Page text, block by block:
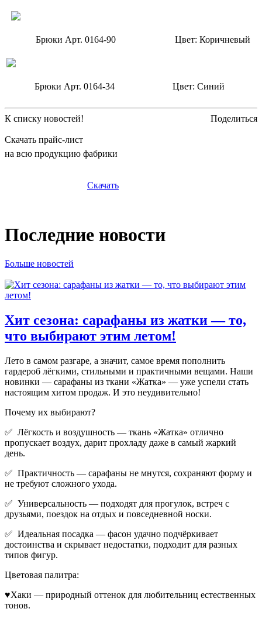
Брюки Арт. 0164-90 Цвет: Коричневый
Брюки Арт. 0164-34 Цвет: Синий
К списку новостей! Поделиться
Скачать прайс-лист
на всю продукцию фабрики
Скачать
Последние новости
Больше новостей
Хит сезона: сарафаны из жатки — то,
что выбирают этим летом!
Лето в самом разгаре, а значит, самое время пополнить
гардероб лёгкими, стильными и практичными вещами. Наши
новинки — сарафаны из ткани «Жатка» — уже успели стать
настоящим хитом продаж. И это неудивительно!
Почему их выбирают?
✅ Лёгкость и воздушность — ткань «Жатка» отлично
пропускает воздух, дарит прохладу даже в самый жаркий
день.
✅ Практичность — сарафаны не мнутся, сохраняют форму и
не требуют сложного ухода.
✅ Универсальность — подходят для прогулок, встреч с
друзьями, поездок на отдых и повседневной носки.
✅ Идеальная посадка — фасон удачно подчёркивает
достоинства и скрывает недостатки, подходит для разных
типов фигур.
Цветовая палитра:
♥Хаки — природный оттенок для любительниц естественных
тонов.